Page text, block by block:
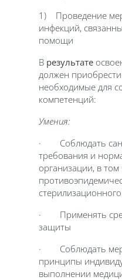
1) Проведение
инфекций,
помощи
В результате
должен
необходимые для
компетенций:
Умения:
· Соблюдать
требования и
организации, в
· Применять
защиты
· Соблюдать
принципы
выполнении